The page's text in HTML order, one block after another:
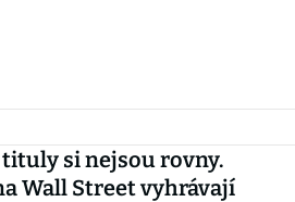
si nejsou rovny.
Wall Street vyhrávají